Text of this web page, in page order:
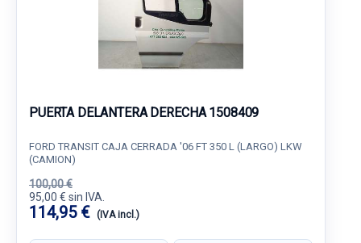
PUERTA DELANTERA DERECHA 1508409
FORD TRANSIT CAJA CERRADA '06 FT 350 L (LARGO) LKW
(CAMION)
100,00 €
95,00 € sin IVA.
114,95 € (IVA incl.)